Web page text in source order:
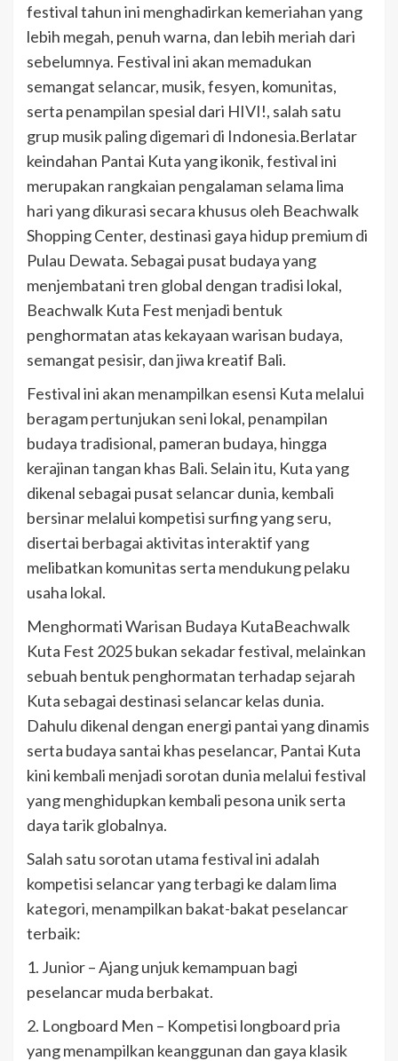
festival tahun ini menghadirkan kemeriahan yang
lebih megah, penuh warna, dan lebih meriah dari
sebelumnya. Festival ini akan memadukan
semangat selancar, musik, fesyen, komunitas,
serta penampilan spesial dari HIVI!, salah satu
grup musik paling digemari di Indonesia.Berlatar
keindahan Pantai Kuta yang ikonik, festival ini
merupakan rangkaian pengalaman selama lima
hari yang dikurasi secara khusus oleh Beachwalk
Shopping Center, destinasi gaya hidup premium di
Pulau Dewata. Sebagai pusat budaya yang
menjembatani tren global dengan tradisi lokal,
Beachwalk Kuta Fest menjadi bentuk
penghormatan atas kekayaan warisan budaya,
semangat pesisir, dan jiwa kreatif Bali.
Festival ini akan menampilkan esensi Kuta melalui
beragam pertunjukan seni lokal, penampilan
budaya tradisional, pameran budaya, hingga
kerajinan tangan khas Bali. Selain itu, Kuta yang
dikenal sebagai pusat selancar dunia, kembali
bersinar melalui kompetisi surfing yang seru,
disertai berbagai aktivitas interaktif yang
melibatkan komunitas serta mendukung pelaku
usaha lokal.
Menghormati Warisan Budaya KutaBeachwalk
Kuta Fest 2025 bukan sekadar festival, melainkan
sebuah bentuk penghormatan terhadap sejarah
Kuta sebagai destinasi selancar kelas dunia.
Dahulu dikenal dengan energi pantai yang dinamis
serta budaya santai khas peselancar, Pantai Kuta
kini kembali menjadi sorotan dunia melalui festival
yang menghidupkan kembali pesona unik serta
daya tarik globalnya.
Salah satu sorotan utama festival ini adalah
kompetisi selancar yang terbagi ke dalam lima
kategori, menampilkan bakat-bakat peselancar
terbaik:
1. Junior – Ajang unjuk kemampuan bagi
peselancar muda berbakat.
2. Longboard Men – Kompetisi longboard pria
yang menampilkan keanggunan dan gaya klasik